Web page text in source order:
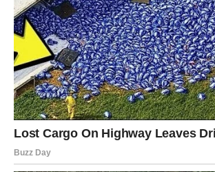
RIBE
Šta dolazi?
Ribe su znak kojem nebo šalje najjači
nosite u sebi želju, nadu ili potrebu za
vam mnogo znači. Bilo da je riječ o
porodičnoj situaciji ili ličnom miru,
traje duže nego što ste mogli podnijeti.